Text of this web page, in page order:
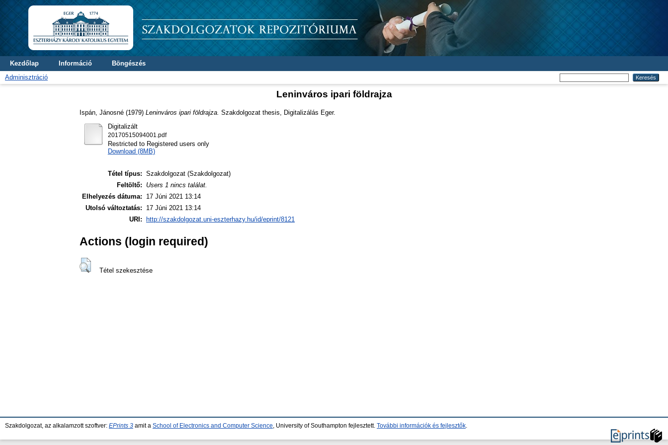
Kezdőlap Információ
Böngészés
Adminisztráció
Leninváros ipari földrajza
Ispán, Jánosné (1979) Leninváros ipari földrajza. Szakdolgozat thesis, Digitalizálás Eger.
Digitalizált
20170515094001.pdf
Restricted to Registered users only
Download (8MB)
Tétel típus: Szakdolgozat (Szakdolgozat)
Feltöltő:
Users 1 nincs találat.
Elhelyezés dátuma:
17 Júni 2021 13:14
Utolsó változtatás:
17 Júni 2021 13:14
URI:
http://szakdolgozat.uni-eszterhazy.hu/id/eprint/8121
Actions (login required)
Tétel szekesztése
Szakdolgozat, az alkalamzott szoftver: EPrints 3 amit a School of Electronics and Computer Science , University of Southampton fejlesztett. További információk és fejlesztők